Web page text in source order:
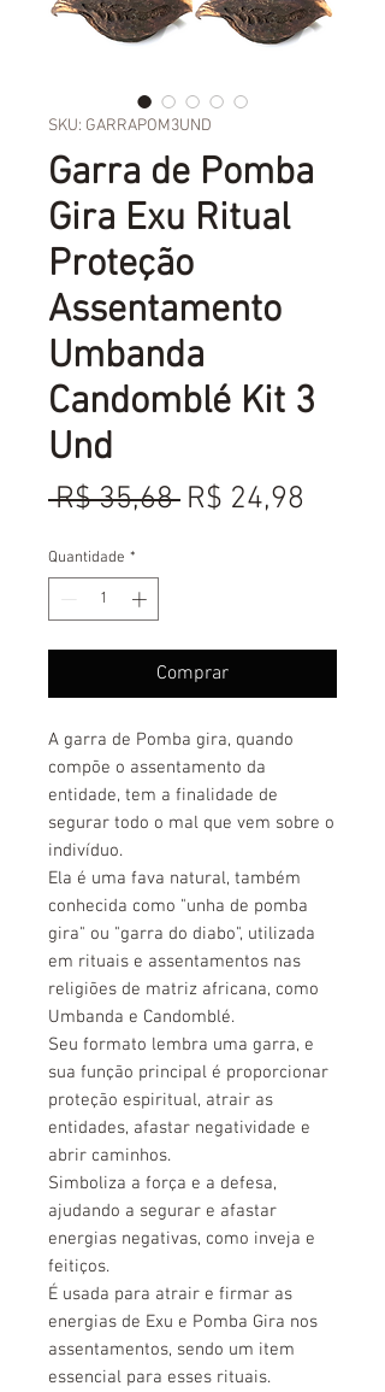
SKU: GARRAPOM3UND
Garra de Pomba
Gira Exu Ritual
Proteção
Assentamento
Umbanda
Candomblé Kit 3
Und
R$ 35,68 Preço
R$ 24,98
Quantidade *
Comprar
A garra de Pomba gira, quando
compõe o assentamento da
entidade, tem a finalidade de
segurar todo o mal que vem sobre o
indivíduo.
Ela é uma fava natural, também
conhecida como "unha de pomba
gira" ou "garra do diabo", utilizada
em rituais e assentamentos nas
religiões de matriz africana, como
Umbanda e Candomblé.
Seu formato lembra uma garra, e
sua função principal é proporcionar
proteção espiritual, atrair as
entidades, afastar negatividade e
abrir caminhos.
Simboliza a força e a defesa,
ajudando a segurar e afastar
energias negativas, como inveja e
feitiços.
É usada para atrair e firmar as
energias de Exu e Pomba Gira nos
assentamentos, sendo um item
essencial para esses rituais.